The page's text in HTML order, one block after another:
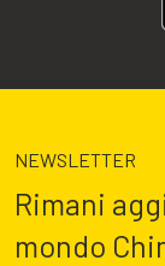
NEWSLETTER
Rimani
mondo